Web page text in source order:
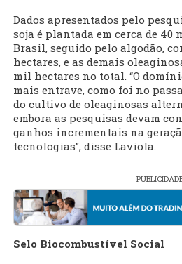
Dados apresentados pelo
soja é plantada em cerca de 40
Brasil, seguido pelo algodão,
hectares, e as demais
mil hectares no total. “O
mais entrave, como foi no
do cultivo de oleaginosas
embora as pesquisas devam
ganhos incrementais na
tecnologias”, disse Laviola.
Selo Biocombustível Social